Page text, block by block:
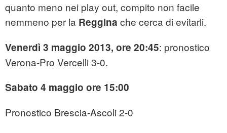
quanto meno nei play out, compito non facile
nemmeno per la Reggina che cerca di evitarli.
Venerdì 3 maggio 2013, ore 20:45: pronostico
Verona-Pro Vercelli 3-0.
Sabato 4 maggio ore 15:00
Pronostico Brescia-Ascoli 2-0